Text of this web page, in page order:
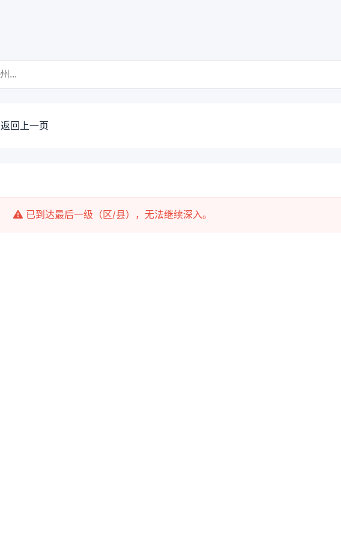
返回上一页
已到达最后一级（区/县），无法继续深入。